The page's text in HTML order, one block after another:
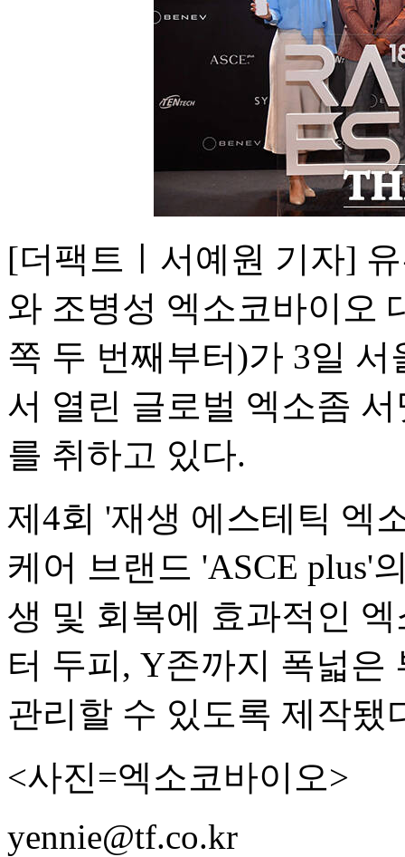
[더팩트ㅣ서예원 기자]
와 조병성 엑소코바이오
쪽 두 번째부터)가 3일
서 열린 글로벌 엑소좀
를 취하고 있다.
제4회 '재생 에스테틱 엑
케어 브랜드 'ASCE plus'
생 및 회복에 효과적인
터 두피, Y존까지 폭넓은
관리할 수 있도록 제작됐
<사진=엑소코바이오>
yennie@tf.co.kr